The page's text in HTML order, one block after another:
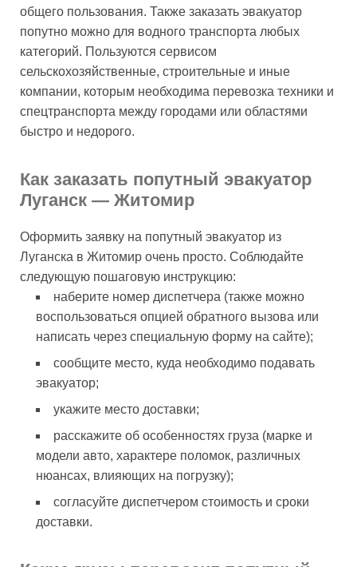
общего пользования. Также заказать эвакуатор
попутно можно для водного транспорта любых
категорий. Пользуются сервисом
сельскохозяйственные, строительные и иные
компании, которым необходима перевозка техники и
спецтранспорта между городами или областями
быстро и недорого.
Как заказать попутный эвакуатор
Луганск — Житомир
Оформить заявку на попутный эвакуатор из
Луганска в Житомир очень просто. Соблюдайте
следующую пошаговую инструкцию:
наберите номер диспетчера (также можно
воспользоваться опцией обратного вызова или
написать через специальную форму на сайте);
сообщите место, куда необходимо подавать
эвакуатор;
укажите место доставки;
расскажите об особенностях груза (марке и
модели авто, характере поломок, различных
нюансах, влияющих на погрузку);
согласуйте диспетчером стоимость и сроки
доставки.